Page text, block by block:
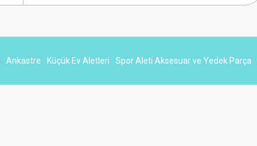
Ankastre Küçük Ev Aletleri Spor Aleti Aksesuar ve Yedek Parça